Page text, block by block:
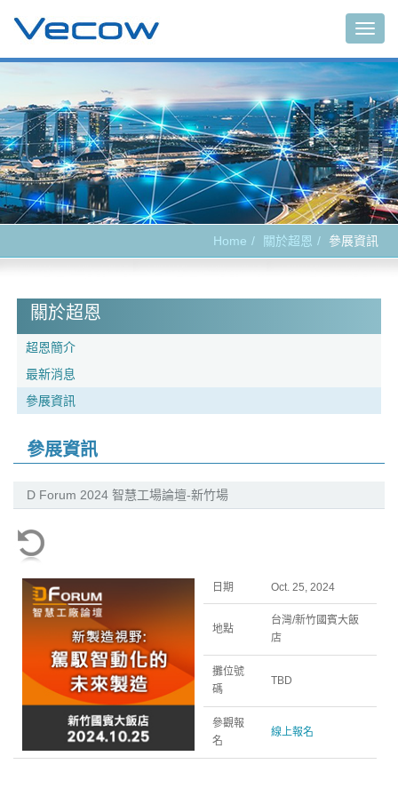
Home 關於超恩 參展資訊
關於超恩
超恩簡介
最新消息
參展資訊
參展資訊
D Forum 2024 智慧工場論壇-新竹場
日期 Oct. 25, 2024
地點
台灣/新竹國賓大飯
店
攤位號
碼
TBD
參觀報
名
線上報名